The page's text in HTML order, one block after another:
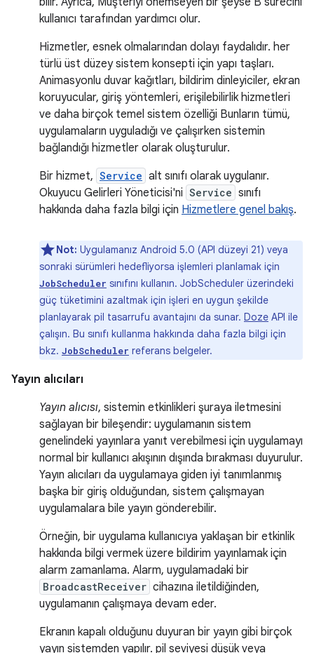
kullanıcı tarafından yardımcı olur.
Hizmetler, esnek olmalarından dolayı faydalıdır. her
türlü üst düzey sistem konsepti için yapı taşları.
Animasyonlu duvar kağıtları, bildirim dinleyiciler, ekran
koruyucular, giriş yöntemleri, erişilebilirlik hizmetleri
ve daha birçok temel sistem özelliği Bunların tümü,
uygulamaların uyguladığı ve çalışırken sistemin
bağlandığı hizmetler olarak oluşturulur.
Bir hizmet, Service alt sınıfı olarak uygulanır.
Okuyucu Gelirleri Yöneticisi'ni Service sınıfı
hakkında daha fazla bilgi için Hizmetlere genel bakış.
Not: Uygulamanız Android 5.0 (API düzeyi 21) veya
sonraki sürümleri hedefliyorsa işlemleri planlamak için
JobScheduler sınıfını kullanın. JobScheduler üzerindeki
güç tüketimini azaltmak için işleri en uygun şekilde
planlayarak pil tasarrufu avantajını da sunar. Doze API ile
çalışın. Bu sınıfı kullanma hakkında daha fazla bilgi için
bkz. JobScheduler referans belgeler.
Yayın alıcıları
Yayın alıcısı, sistemin etkinlikleri şuraya iletmesini
sağlayan bir bileşendir: uygulamanın sistem
genelindeki yayınlara yanıt verebilmesi için uygulamayı
normal bir kullanıcı akışının dışında bırakması duyurulur.
Yayın alıcıları da uygulamaya giden iyi tanımlanmış
başka bir giriş olduğundan, sistem çalışmayan
uygulamalara bile yayın gönderebilir.
Örneğin, bir uygulama kullanıcıya yaklaşan bir etkinlik
hakkında bilgi vermek üzere bildirim yayınlamak için
alarm zamanlama. Alarm, uygulamadaki bir
BroadcastReceiver cihazına iletildiğinden,
uygulamanın çalışmaya devam eder.
Ekranın kapalı olduğunu duyuran bir yayın gibi birçok
yayın sistemden yapılır. pil seviyesi düşük veya